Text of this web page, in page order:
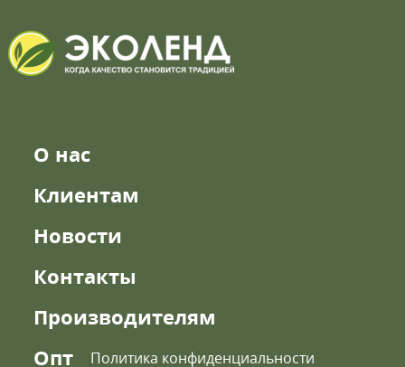
О нас
Клиентам
Новости
Контакты
Производителям
Опт
Политика конфиденциальности